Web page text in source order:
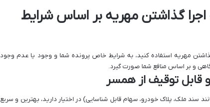
گذاشتن مهریه بر اساس شرایط
مهریه استفاده کنید، به شرایط خاص پرونده شما و وجود یا عدم وجود
و بر اساس منافع شما صورت گیرد.
سند ملک، پلاک خودرو، سهام قابل شناسایی) در اختیار دارید، بهترین و سریع